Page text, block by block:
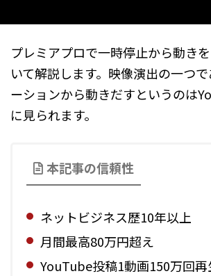
プレミアプロで一時停止から動き
いて解説します。映像演出の一つ
ーションから動きだすというのは
に見られます。
本記事の信頼性
ネットビジネス歴10年以上
月間最高80万円超え
YouTube投稿1動画150万回再